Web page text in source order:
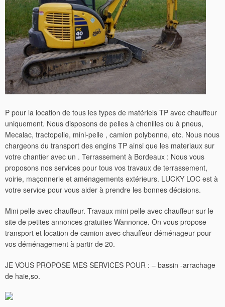
P pour la location de tous les types de matériels TP avec chauffeur
uniquement. Nous disposons de pelles à chenilles ou à pneus,
Mecalac, tractopelle, mini-pelle , camion polybenne, etc. Nous nous
chargeons du transport des engins TP ainsi que les materiaux sur
votre chantier avec un . Terrassement à Bordeaux : Nous vous
proposons nos services pour tous vos travaux de terrassement,
voirie, maçonnerie et aménagements extérieurs. LUCKY LOC est à
votre service pour vous aider à prendre les bonnes décisions.
Mini pelle avec chauffeur. Travaux mini pelle avec chauffeur sur le
site de petites annonces gratuites Wannonce. On vous propose
transport et location de camion avec chauffeur déménageur pour
vos déménagement à partir de 20.
JE VOUS PROPOSE MES SERVICES POUR : – bassin -arrachage
de haie,so.